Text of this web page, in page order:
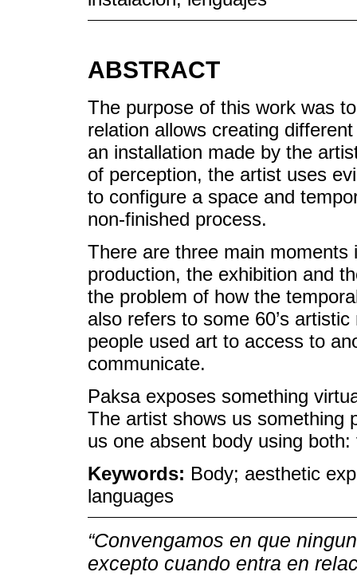
ABSTRACT
The purpose of this work was
relation allows creating
an installation made by the
of perception, the artist uses
to configure a space and
non-finished process.
There are three main moments
production, the exhibition and
the problem of how the
also refers to some 60’s
people used art to access to
communicate.
Paksa exposes something
The artist shows us something
us one absent body using
Keywords: Body; aesthetic
languages
“Convengamos en que
excepto cuando entra en